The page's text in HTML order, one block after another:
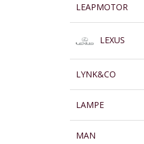
LEAPMOTOR
LEXUS
LYNK&CO
LAMPE
MAN